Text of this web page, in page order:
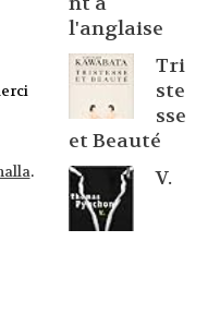
.
l'anglaise
Tri
ste
sse
et Beauté
V.